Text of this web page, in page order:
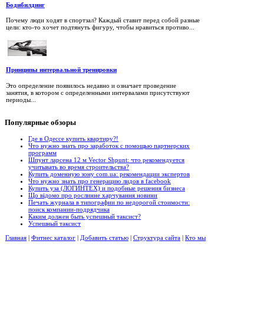
Бодибилдинг
Почему люди ходят в спортзал? Каждый ставит перед собой разные
цели: кто-то хочет подтянуть фигуру, чтобы нравиться противо...
Принципы интервальной тренировки
Это определение появилось недавно и означает проведение
занятия, в котором с определенными интервалами присутствуют
периоды...
Популярные обзоры
Где в Одессе купить квартиру?!
Что нужно знать про заработок с помощью партнерских
программ
Шпунт ларсена 12 м Vector Shpunt: что рекомендуется
учитывать во время строительства?
Купить доменную зону com.ua: рекомендации экспертов
Что нужно знать про генерацию лидов в facebook
Купить уза (ЛОГИНТЕХ) и подобные решения бизнеса
Що відомо про рослинне харчування новини
Печать журнала в типографии по недорогой стоимости:
поиск компании-подрядчика
Каким должен быть успешный таксист?
Успешный таксист
Главная | Фитнес каталог | Добавить статью | Структура сайта | Кто мы